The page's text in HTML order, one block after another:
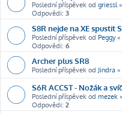
Poslední příspěvek od griessl«
Odpovědi: 3
S8R nejde na XE spustit
Poslední příspěvek od Peggy«
Odpovědi: 6
Archer plus SR8
Poslední příspěvek od Jindra «
S6R ACCST - Nožák a
Poslední příspěvek od mezek «
Odpovědi: 2